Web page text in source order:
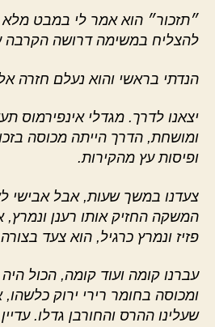
״תזכור״ הוא אמר לי במבט
להצליח במשימה דרושה הקרבה
הנדתי בראשי והוא נעלם חזרה אל
יצאנו לדרך. מגדלי אינפירמוס
ומושחת, הדרך הייתה מכוסה
ופיסות עץ מהקירות.
צעדנו במשך שעות, אבל אבישי
המשקה החזיק אותו רענן
פזיז ונמרץ כרגיל, הוא צעד
עברנו קומה ועוד קומה, הכול
ומכוסה בחומר רירי ירוק
שעלינו ההרס והחורבן גדלו.